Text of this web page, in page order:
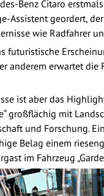
Benz Citaro
Assistent geordert,
wie Radfahrer
futuristische
anderem erwartet
ist aber das
großflächig mit
und Forschung.
Belag einem
im Fahrzeug